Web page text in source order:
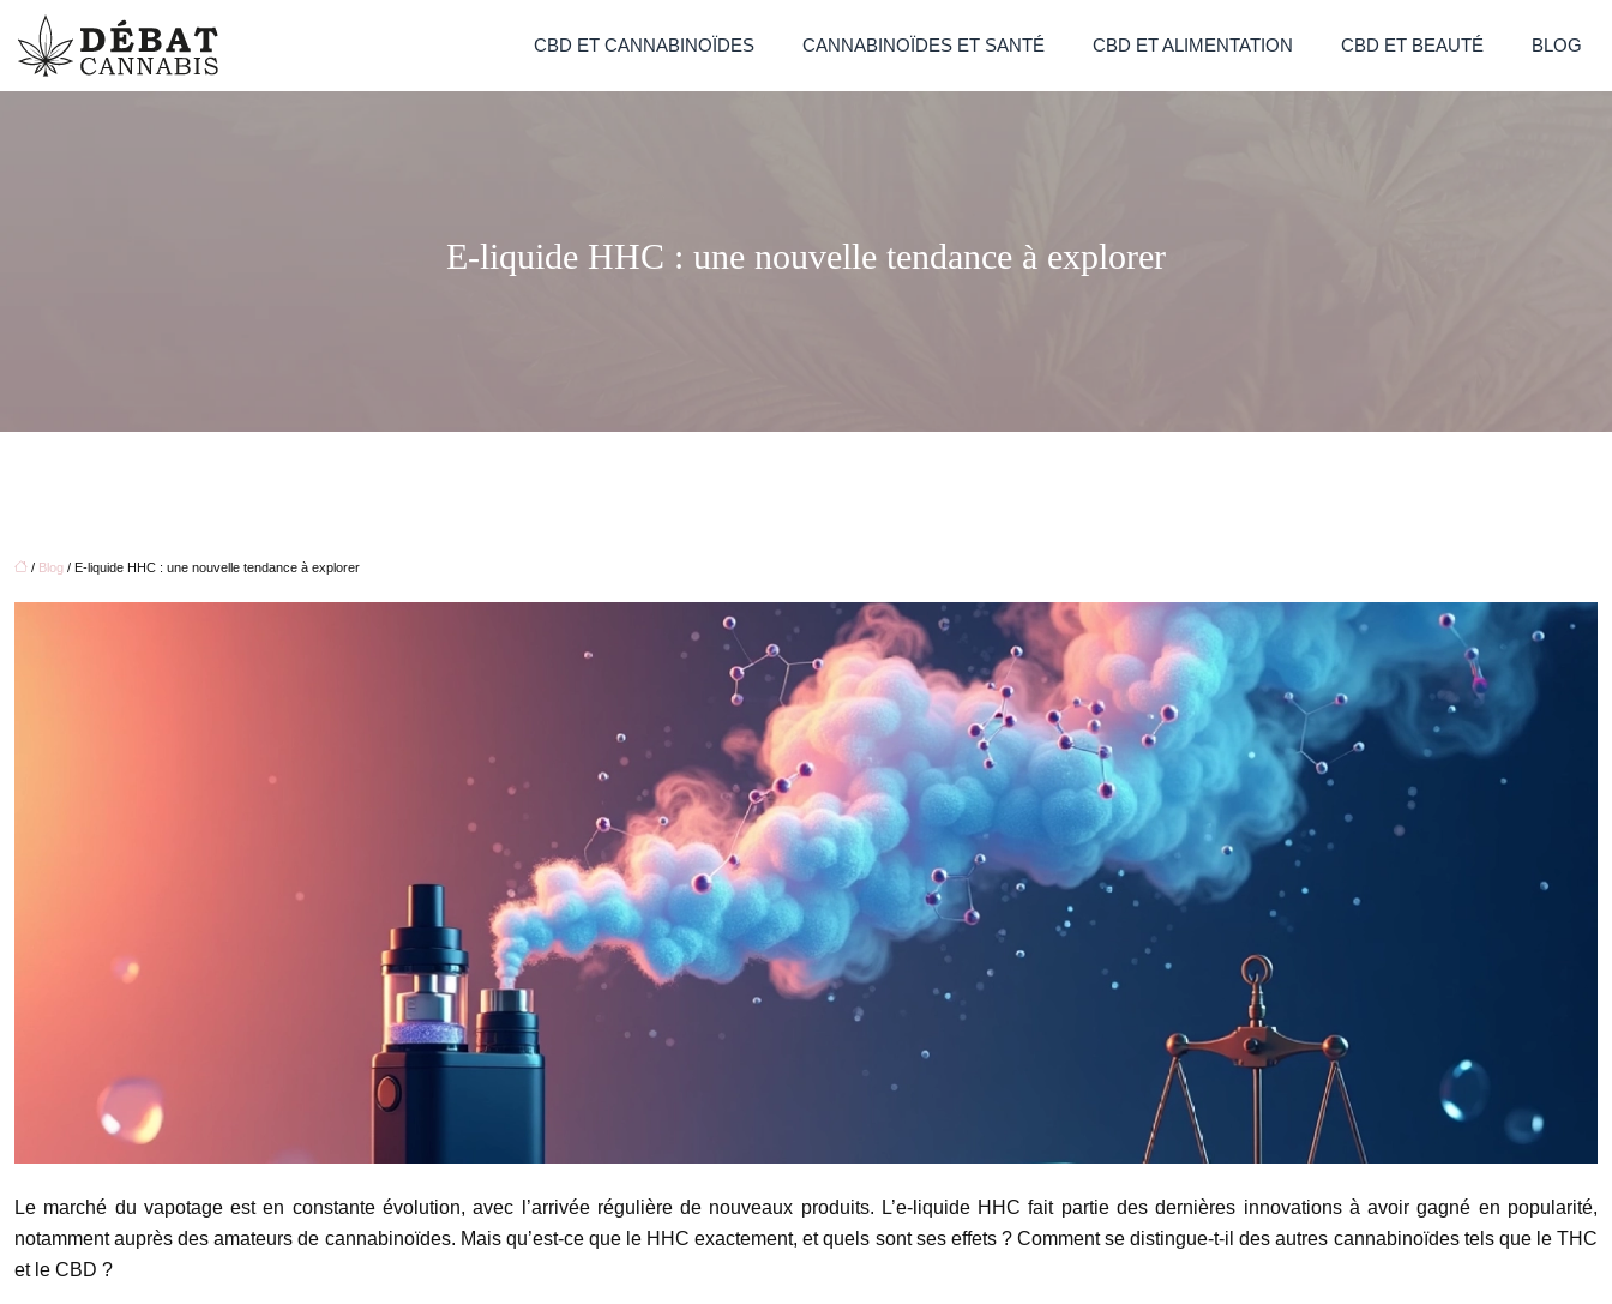
CBD ET CANNABINOÏDES CANNABINOÏDES ET SANTÉ CBD ET ALIMENTATION CBD ET BEAUTÉ BLOG
E-liquide HHC : une nouvelle tendance à explorer
/ Blog / E-liquide HHC : une nouvelle tendance à explorer
Le marché du vapotage est en constante évolution, avec l’arrivée régulière de nouveaux produits. L’e-liquide HHC fait partie des dernières innovations à avoir gagné en popularité,
notamment auprès des amateurs de cannabinoïdes. Mais qu’est-ce que le HHC exactement, et quels sont ses effets ? Comment se distingue-t-il des autres cannabinoïdes tels que le THC
et le CBD ?